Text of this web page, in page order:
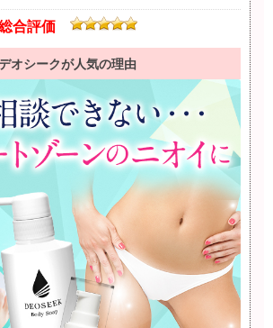
合評価
オシークが人気の理由